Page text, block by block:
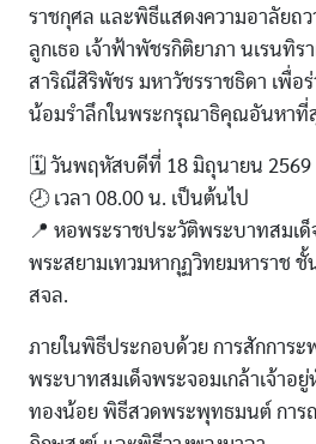
ราชกุศล และพิธีแสดงความอาลัยถว
ลูกเธอ เจ้าฟ้าพัชรกิติยาภา นเรนทิร
สาริณีสิริพัชร มหาวัชรราชธิดา เพื่อ
น้อมรำลึกในพระกรุณาธิคุณอันหาที่
🗓 วันพฤหัสบดีที่ 18 มิถุนายน 2569
🕗 เวลา 08.00 น. เป็นต้นไป
📍 หอพระราชประวัติพระบาทสมเด็
พระสยามเทวมหากุฏวิทยมหาราช ชั้
สจล.
ภายในพิธีประกอบด้วย การสักการะ
พระบาทสมเด็จพระจอมเกล้าเจ้าอ
ทองน้อย พิธีสวดพระพุทธมนต์ การ